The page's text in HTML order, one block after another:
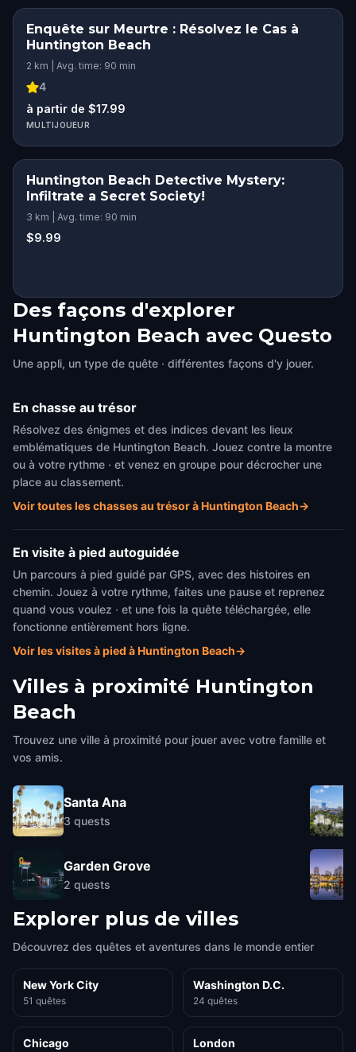
Enquête sur Meurtre : Résolvez le Cas à
Huntington Beach
2 km | Avg. time: 90 min
4
à partir de $17.99
MULTIJOUEUR
Huntington Beach Detective Mystery:
Infiltrate a Secret Society!
3 km | Avg. time: 90 min
$9.99
Des façons d'explorer
Huntington Beach avec Questo
Une appli, un type de quête · différentes façons d'y jouer.
En chasse au trésor
Résolvez des énigmes et des indices devant les lieux
emblématiques de Huntington Beach. Jouez contre la montre
ou à votre rythme · et venez en groupe pour décrocher une
place au classement.
Voir toutes les chasses au trésor à Huntington Beach→
En visite à pied autoguidée
Un parcours à pied guidé par GPS, avec des histoires en
chemin. Jouez à votre rythme, faites une pause et reprenez
quand vous voulez · et une fois la quête téléchargée, elle
fonctionne entièrement hors ligne.
Voir les visites à pied à Huntington Beach→
Villes à proximité Huntington
Beach
Trouvez une ville à proximité pour jouer avec votre famille et
vos amis.
Santa Ana
3 quests
Garden Grove
2 quests
Explorer plus de villes
Découvrez des quêtes et aventures dans le monde entier
New York City
51 quêtes
Washington D.C.
24 quêtes
Chicago London